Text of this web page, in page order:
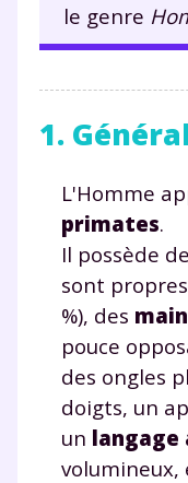
le genre
1.
L'Homme
primates.
Il possède
sont
%), des
pouce
des ongles
doigts, un
un langage
volumineux,